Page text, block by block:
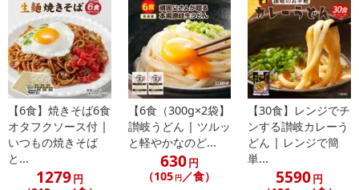
※本品は冷凍保管できません。
※本品は麺の品質保持のためpH調整剤を使用しています。開封
後、または調理後の麺にも酸味臭をお感じになられる場合がありま
すが、品質上、問題はありませんので、ご安心の上お召しあがりく
ださい。
※調理の際に熱湯を使用します。ご注意ください。
注意事項
【賞味・消費期限のある商品について】
【6食】焼きそば6食
オタフクソース付 |
いつもの焼きそば
と...
1279円
【6食（300g×2袋】
讃岐うどん | ツルッ
と軽やかなのど...
630円
（105 円 ／食）
【30食】レンジでチ
ンする讃岐カレーう
どん | レンジで簡
単...
5590円